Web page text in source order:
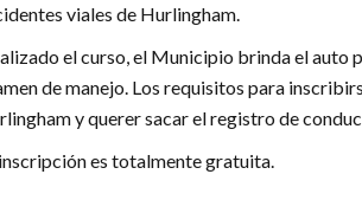
viales de Hurlingham.
el curso, el Municipio brinda el auto
de manejo. Los requisitos para
y querer sacar el registro de
es totalmente gratuita.